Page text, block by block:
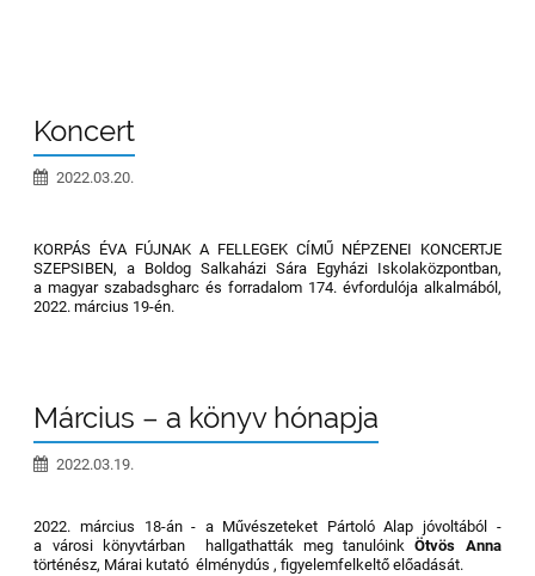
Koncert
2022.03.20.
KORPÁS ÉVA FÚJNAK A FELLEGEK CÍMŰ NÉPZENEI KONCERTJE
SZEPSIBEN, a Boldog Salkaházi Sára Egyházi Iskolaközpontban,
a magyar szabadsgharc és forradalom 174. évfordulója alkalmából,
2022. március 19-én.
Március – a könyv hónapja
2022.03.19.
2022. március 18-án - a Művészeteket Pártoló Alap jóvoltából -
a városi könyvtárban hallgathatták meg tanulóinkÖtvös Anna
történész, Márai kutató élménydús , figyelemfelkeltő előadását.